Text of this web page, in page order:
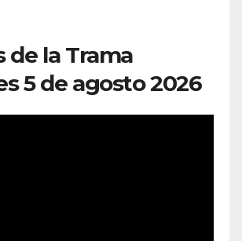
de la Trama
5 de agosto 2026